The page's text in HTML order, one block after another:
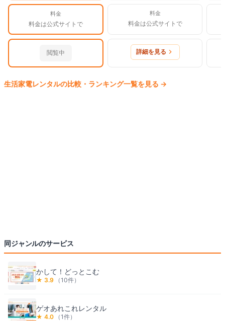
料金
料金は公式サイトで
料金
料金は公式サイトで
閲覧中 詳細を見る
生活家電レンタルの比較・ランキング一覧を見る →
同ジャンルのサービス
かして！どっとこむ
★ 3.9 （10件）
ゲオあれこれレンタル
★ 4.0 （1件）